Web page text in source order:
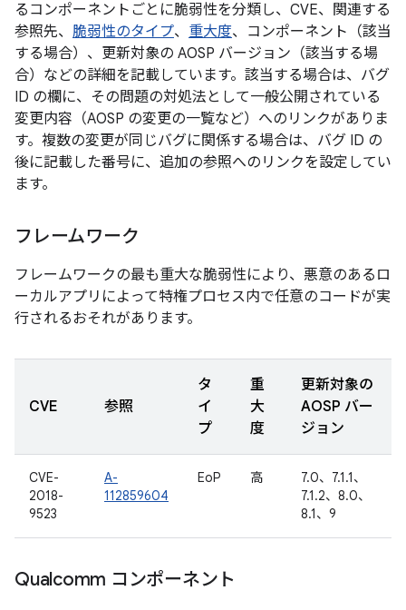
るコンポーネントごとに脆弱性を分類し、CVE、関連する
参照先、 脆弱性のタイプ、 重大度、コンポーネント（該当
する場合）、更新対象の AOSP バージョン（該当する場
合）などの詳細を記載しています。該当する場合は、バグ
ID の欄に、その問題の対処法として一般公開されている
変更内容（AOSP の変更の一覧など）へのリンクがありま
す。複数の変更が同じバグに関係する場合は、バグ ID の
後に記載した番号に、追加の参照へのリンクを設定してい
ます。
フレームワーク
フレームワークの最も重大な脆弱性により、悪意のあるロ
ーカルアプリによって特権プロセス内で任意のコードが実
行されるおそれがあります。
CVE 参照
タ
イ
プ
重
大
度
更新対象の
AOSP バー
ジョン
CVE-
2018-
9523
A-
112859604
EoP 高
7.0、7.1.1、
7.1.2、8.0、
8.1、9
Qualcomm コンポーネント